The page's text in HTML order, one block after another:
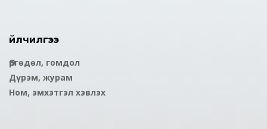
Үйлчилгээ
Өргөдөл, гомдол
Дүрэм, журам
Ном, эмхэтгэл хэвлэх